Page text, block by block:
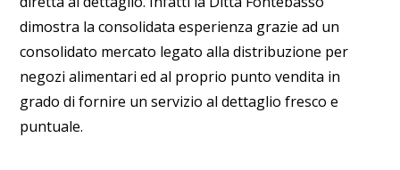
dimostra la consolidata esperienza grazie ad un
consolidato mercato legato alla distribuzione per
negozi alimentari ed al proprio punto vendita in
grado di fornire un servizio al dettaglio fresco e
puntuale.